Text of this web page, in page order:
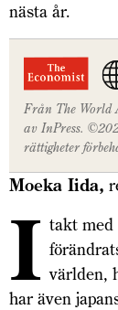
nästa år.
Från The World
av InPress.
rättigheter
Moeka Iida,
I takt med
världen,
har även